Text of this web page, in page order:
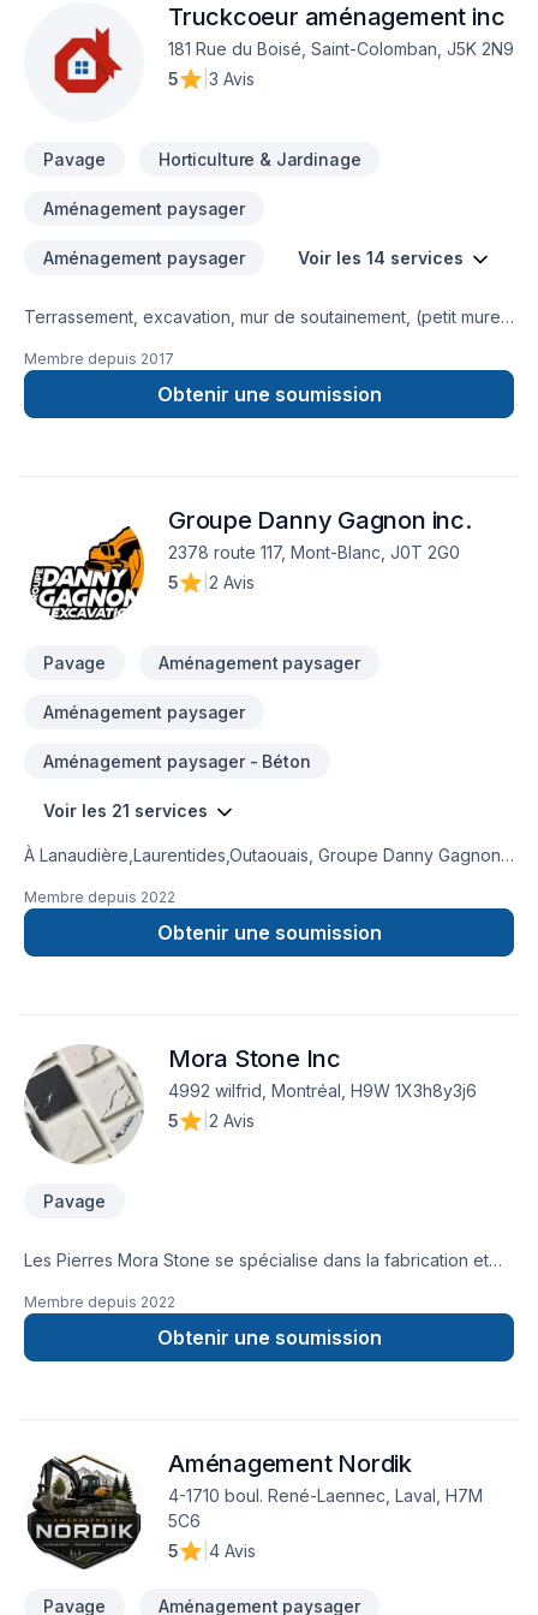
composée de spécialistes expérimentés affectés aux
diverses étapes de votre projet, s'active à réaliser votre
aménagement dans de très courts délais. Ainsi, vous profitez
Truckcoeur aménagement inc
181 Rue du Boisé, Saint-Colomban, J5K 2N9
5
3 Avis
Pavage Horticulture & Jardinage
Aménagement paysager
Aménagement paysager Voir les 14 services
Terrassement, excavation, mur de soutainement, (petit muret
de redi-rock, mur de pierre placé avec pelle excavatrice,
pave-uni , épandage de terre tamisé, terre tamisé, tourbe,
ensemencement de gazon hydrolique
Membre depuis 2017
Obtenir une soumission
Groupe Danny Gagnon inc.
2378 route 117, Mont-Blanc, J0T 2G0
5
2 Avis
Pavage Aménagement paysager
Aménagement paysager
Aménagement paysager - Béton
Voir les 21 services
À Lanaudière,Laurentides,Outaouais, Groupe Danny Gagnon
une approche unique dans le domaine de Béton, Coffrage,
Drain français, Entretien ménager, Excavation, Fissures,
Fondations, Fosse septique, Maçonnerie, Margelle, Muret,
une équipe qui a à cœur votre satisfaction.
Membre depuis 2022
Obtenir une soumission
Mora Stone Inc
4992 wilfrid, Montréal, H9W 1X3h8y3j6
5
2 Avis
Pavage
Les Pierres Mora Stone se spécialise dans la fabrication et
qualité. Grâce à notre savoir faire expert et à l'utilisation de
matériaux haut gamme, nous offrons des surfaces durable,
élégantes et sur mesure pour les espaces résidentiels et
Membre depuis 2022
Obtenir une soumission
Aménagement Nordik
4-1710 boul. René-Laennec, Laval, H7M
5C6
5
4 Avis
Pavage Aménagement paysager